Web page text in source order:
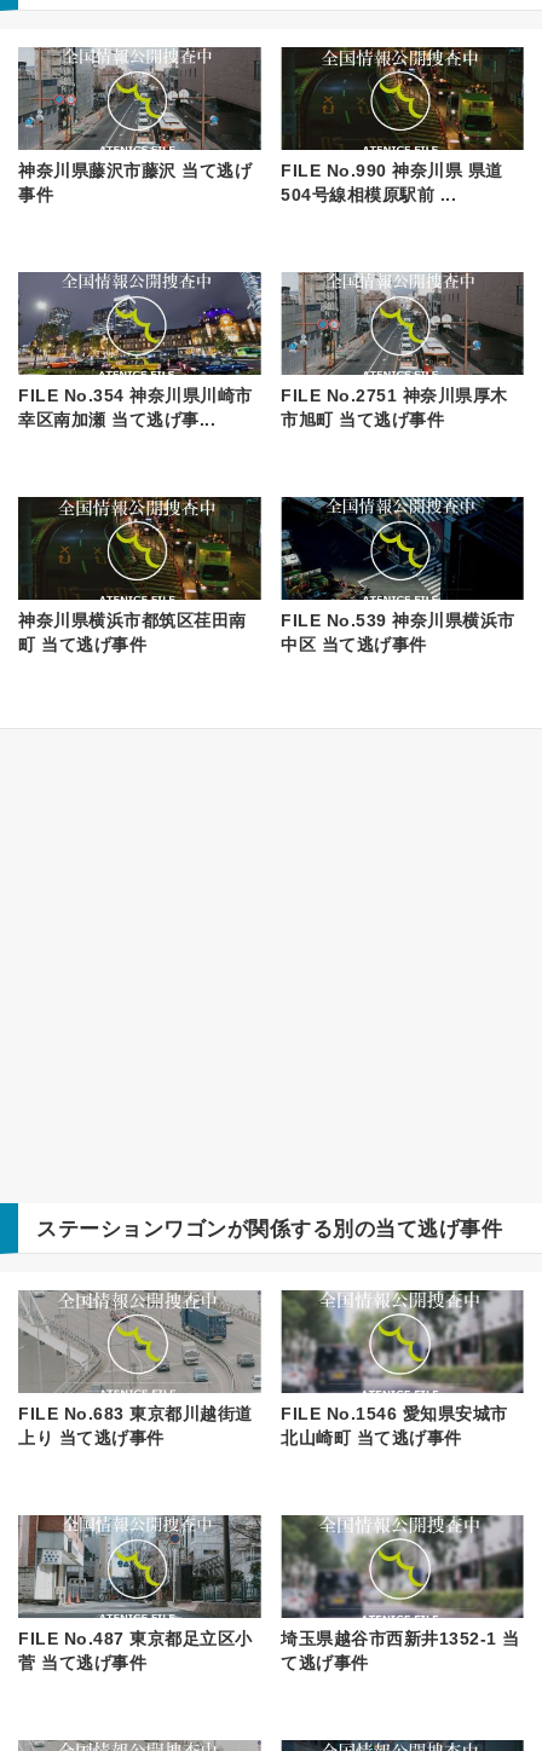
神奈川県藤沢市藤沢 当て逃げ
事件
FILE No.990 神奈川県 県道
504号線相模原駅前 ...
FILE No.354 神奈川県川崎市
幸区南加瀬 当て逃げ事...
FILE No.2751 神奈川県厚木
市旭町 当て逃げ事件
神奈川県横浜市都筑区荏田南
町 当て逃げ事件
FILE No.539 神奈川県横浜市
中区 当て逃げ事件
ステーションワゴンが関係する別の当て逃げ事件
FILE No.683 東京都川越街道
上り 当て逃げ事件
FILE No.1546 愛知県安城市
北山崎町 当て逃げ事件
FILE No.487 東京都足立区小
菅 当て逃げ事件
埼玉県越谷市西新井1352-1 当
て逃げ事件